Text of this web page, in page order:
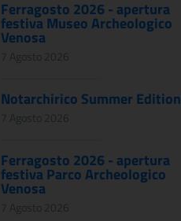
Ferragosto 2026 - apertura
festiva Museo Archeologico
Venosa
7 Agosto 2026
Notarchirico Summer Edition
7 Agosto 2026
Ferragosto 2026 - apertura
festiva Parco Archeologico
Venosa
7 Agosto 2026